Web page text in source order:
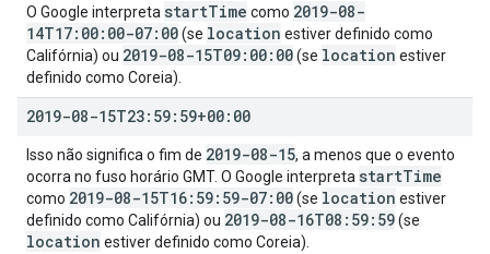
O Google interpreta startTime como 2019-08-
14T17:00:00-07:00(se location estiver definido como
Califórnia) ou 2019-08-15T09:00:00(se location estiver
definido como Coreia).
2019-08-15T23:59:59+00:00
Isso não significa o fim de 2019-08-15, a menos que o evento
ocorra no fuso horário GMT. O Google interpreta startTime
como 2019-08-15T16:59:59-07:00(se location estiver
definido como Califórnia) ou 2019-08-16T08:59:59(se
location estiver definido como Coreia).